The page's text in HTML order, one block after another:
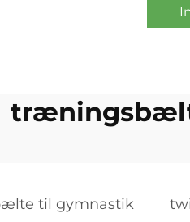
til gymnastik